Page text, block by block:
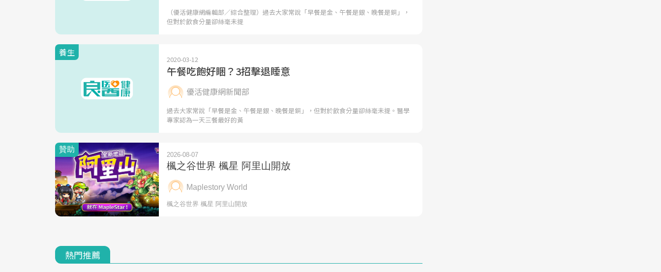
（優活健康網編輯部／綜合整理）過去大家常說「早餐是金、午餐是銀、晚餐是銅」，
但對於飲食分量卻絲毫未提
養生
2020-03-12
午餐吃飽好睏？3招擊退睡意
優活健康網新聞部
過去大家常說「早餐是金、午餐是銀、晚餐是銅」，但對於飲食分量卻絲毫未提。醫學
專家認為一天三餐最好的黃
熱門推薦